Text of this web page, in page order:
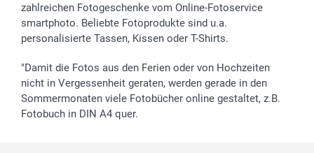
smartfriends
smartgarantie
smartbonus
zahlreichen Fotogeschenke vom Online-Fotoservice
smartphoto. Beliebte Fotoprodukte sind u.a.
personalisierte Tassen, Kissen oder T-Shirts.
"Damit die Fotos aus den Ferien oder von Hochzeiten
nicht in Vergessenheit geraten, werden gerade in den
Sommermonaten viele Fotobücher online gestaltet, z.B.
Fotobuch in DIN A4 quer.